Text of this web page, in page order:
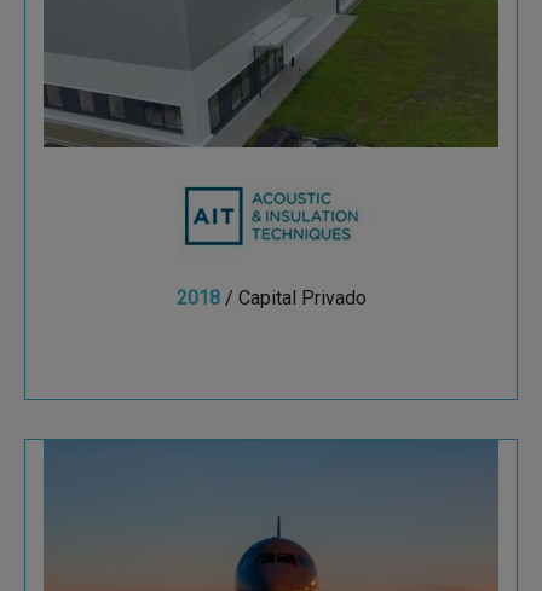
2018/ Capital Privado
AIT es una compañía de referencia en la
fabricación de materiales de aislamiento que se
utilizan como barreras acústicas en la industria
automóvil...
Ver más
Burdinberri
Burdinberri que cuenta con una amplia